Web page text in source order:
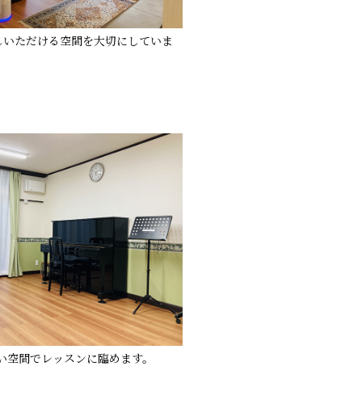
ただける空間を大切にしていま
空間でレッスンに臨めます。